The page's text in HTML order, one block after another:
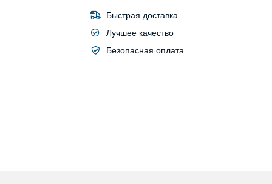
Быстрая доставка
Лучшее качество
Безопасная оплата